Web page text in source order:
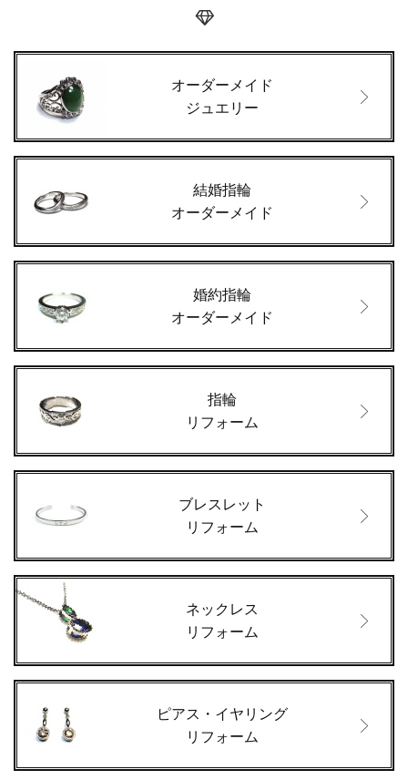
オーダーメイド
ジュエリー
結婚指輪
オーダーメイド
婚約指輪
オーダーメイド
指輪
リフォーム
ブレスレット
リフォーム
ネックレス
リフォーム
ピアス・イヤリング
リフォーム